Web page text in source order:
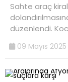
Sahte araç
düzenlendi.
09 Mayıs